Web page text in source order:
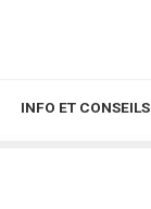
INFO ET CONSEILS